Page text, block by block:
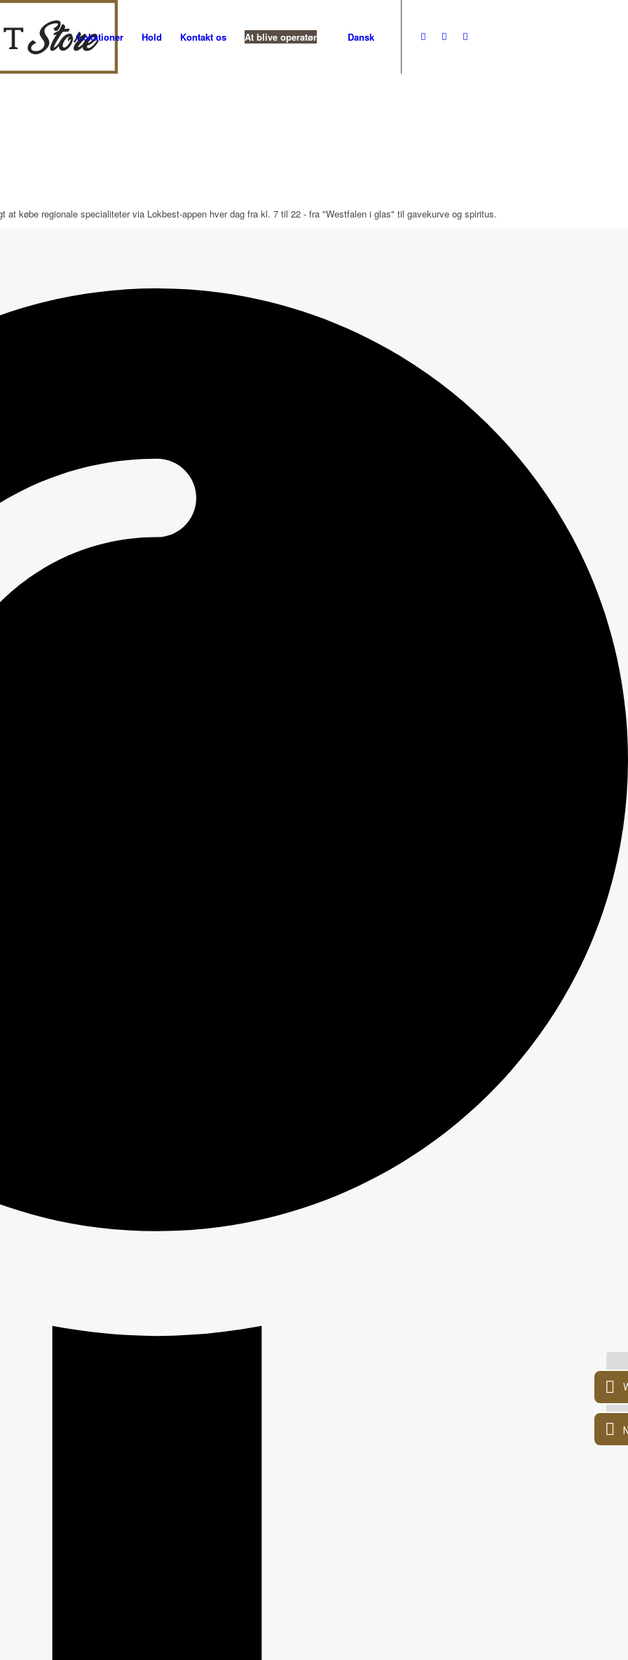
Lokationer Hold Kontakt os At blive operatør Dansk
købe regionale specialiteter via Lokbest-appen hver dag fra kl. 7 til 22 - fra "Westfalen i glas" til gavekurve og spiritus.